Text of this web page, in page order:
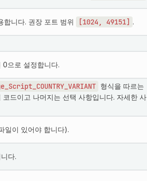
니다. 권장 포트 범위 [1024, 49151] .
0으로 설정합니다.
형식을 따르는
드이고 나머지는 선택 사항입니다. 자세한 사
이 있어야 합니다).
다.